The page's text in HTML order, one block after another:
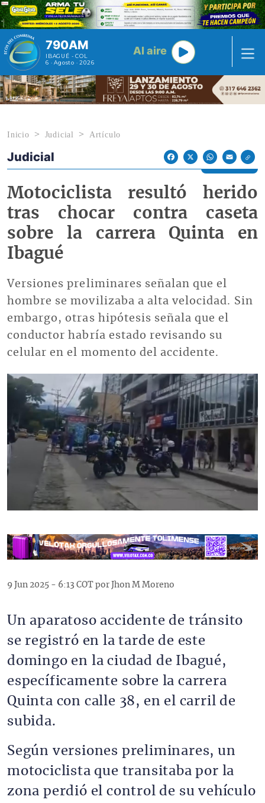
Pasar al contenido principal
790AM
IBAGUÉ - COL
6 · Agosto · 2026
Al aire
Inicio Judicial Artículo
Econoticias y Eventos
Judicial
FacebookX WhatsAppEmail
Motociclista resultó herido
tras chocar contra caseta
sobre la carrera Quinta en
Ibagué
Versiones preliminares señalan que el
hombre se movilizaba a alta velocidad. Sin
embargo, otras hipótesis señala que el
conductor habría estado revisando su
celular en el momento del accidente.
Imagen
9 Jun 2025 - 6:13 COT por Jhon M Moreno
Un aparatoso accidente de tránsito
se registró en la tarde de este
domingo en la ciudad de Ibagué,
específicamente sobre la carrera
Quinta con calle 38, en el carril de
subida.
Según versiones preliminares, un
motociclista que transitaba por la
zona perdió el control de su vehículo